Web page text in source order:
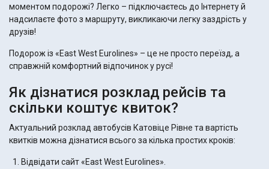
моментом подорожі? Легко – підключаєтесь до Інтернету й
надсилаєте фото з маршруту, викликаючи легку заздрість у
друзів!
Подорож із «East West Eurolines» – це не просто переїзд, а
справжній комфортний відпочинок у русі!
Як дізнатися розклад рейсів та
скільки коштує квиток?
Актуальний розклад автобусів Катовіце Рівне та вартість
квитків можна дізнатися всього за кілька простих кроків:
Відвідати сайт «East West Eurolines».